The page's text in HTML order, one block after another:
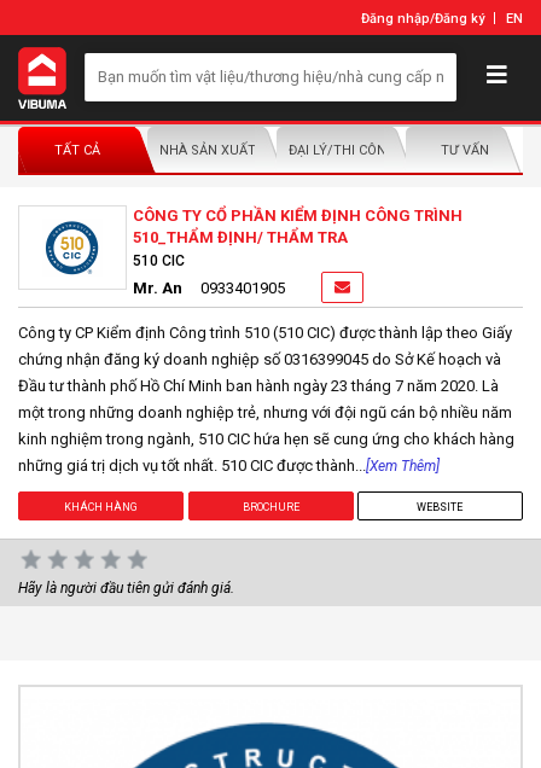
Đăng nhập/Đăng ký EN
TẤT CẢ NHÀ SẢN XUẤT/NHÀ PHÂN PHỐIĐẠI LÝ/THI CÔNG LẮP ĐẶTTƯ VẤN
CÔNG TY CỔ PHẦN KIỂM ĐỊNH CÔNG TRÌNH
510_THẨM ĐỊNH/ THẨM TRA
510 CIC
Mr. An 0933401905
Công ty CP Kiểm định Công trình 510 (510 CIC) được thành lập theo Giấy
chứng nhận đăng ký doanh nghiệp số 0316399045 do Sở Kế hoạch và
Đầu tư thành phố Hồ Chí Minh ban hành ngày 23 tháng 7 năm 2020. Là
một trong những doanh nghiệp trẻ, nhưng với đội ngũ cán bộ nhiều năm
kinh nghiệm trong ngành, 510 CIC hứa hẹn sẽ cung ứng cho khách hàng
những giá trị dịch vụ tốt nhất. 510 CIC được thành... [Xem Thêm]
KHÁCH HÀNG BROCHURE WEBSITE
Hãy là người đầu tiên gửi đánh giá.